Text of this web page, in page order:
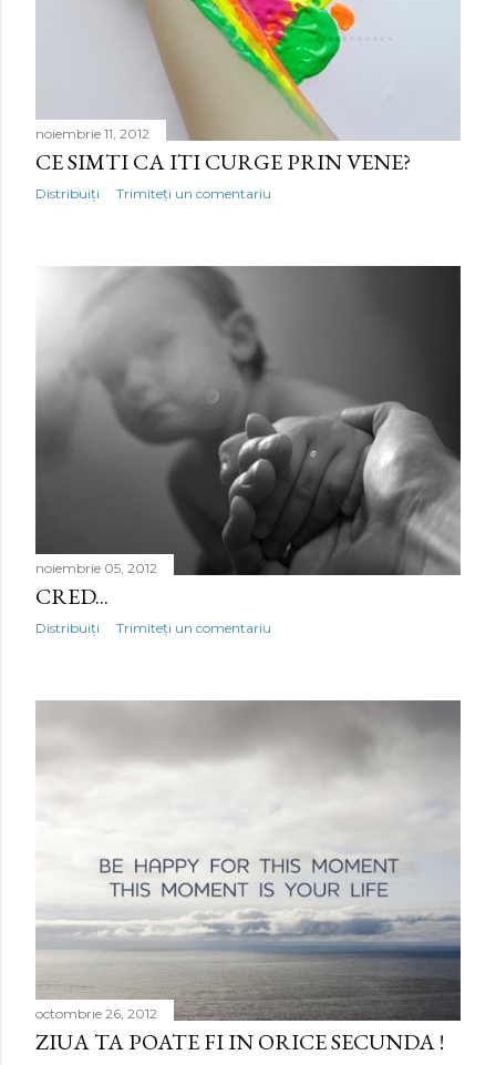
noiembrie 11, 2012
CE SIMTI CA ITI CURGE PRIN VENE?
Distribuiți Trimiteți un comentariu
noiembrie 05, 2012
CRED...
Distribuiți Trimiteți un comentariu
octombrie 26, 2012
ZIUA TA POATE FI IN ORICE SECUNDA !